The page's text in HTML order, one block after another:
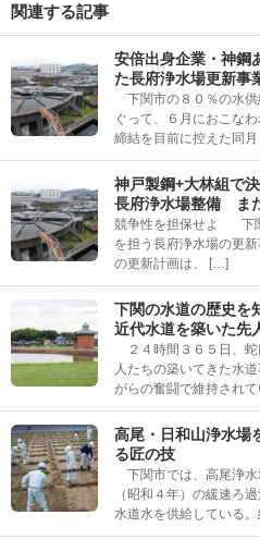
関連する記事
安倍出身企業・神
た長府浄水場更新
下関市の８０％の水供
ぐって、６月におこな
締結を目前に控えた同
神戸製鋼+大林組で
長府浄水場整備 ま
競争性を担保せよ 下
を担う長府浄水場の更
の更新計画は、 […]
下関の水道の歴史
近代水道を築いた先
２４時間３６５日、蛇
人たちの築いてきた水
がらの奮闘で維持され
高尾・日和山浄水場
る匠の技
下関市では、高尾浄水
（昭和４年）の緩速ろ
水道水を供給している